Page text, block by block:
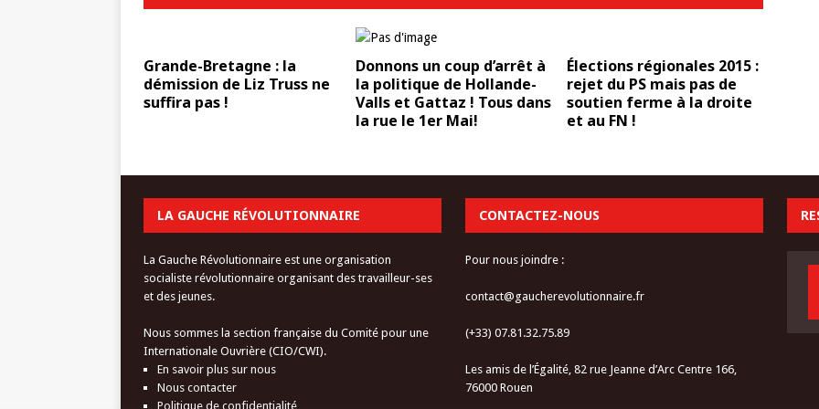
Grande-Bretagne : la
démission de Liz Truss ne
suffira pas !
Donnons un coup d’arrêt à
la politique de Hollande-
Valls et Gattaz ! Tous dans
la rue le 1er Mai!
Élections régionales 2015 :
rejet du PS mais pas de
soutien ferme à la droite
et au FN !
LA GAUCHE RÉVOLUTIONNAIRE
La Gauche Révolutionnaire est une organisation
socialiste révolutionnaire organisant des travailleur-ses
et des jeunes.
Nous sommes la section française du Comité pour une
Internationale Ouvrière (CIO/CWI).
En savoir plus sur nous
Nous contacter
Politique de confidentialité
CONTACTEZ-NOUS
Pour nous joindre :
contact@gaucherevolutionnaire.fr
(+33) 07.81.32.75.89
Les amis de l’Égalité, 82 rue Jeanne d’Arc Centre 166,
76000 Rouen